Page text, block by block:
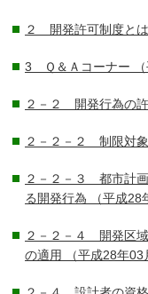
２ 開発許可制度と
3 Ｑ＆Ａコーナー
２－２ 開発行為の
２－２－２ 制限対
２－２－３ 都市計
る開発行為 （平成28
２－２－４ 開発区
の適用
（平成28年03